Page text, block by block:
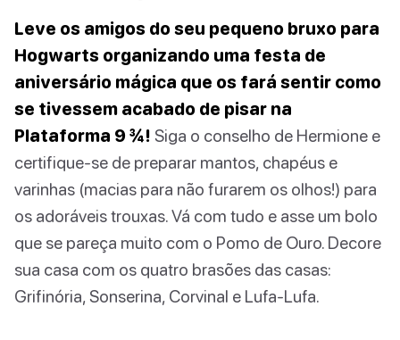
Leve os amigos do seu pequeno bruxo para
Hogwarts organizando uma festa de
aniversário mágica que os fará sentir como
se tivessem acabado de pisar na
Plataforma 9 ¾! Siga o conselho de Hermione e
certifique-se de preparar mantos, chapéus e
varinhas (macias para não furarem os olhos!) para
os adoráveis trouxas. Vá com tudo e asse um bolo
que se pareça muito com o Pomo de Ouro. Decore
sua casa com os quatro brasões das casas:
Grifinória, Sonserina, Corvinal e Lufa-Lufa.